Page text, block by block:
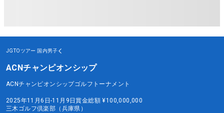
JGTOツアー 国内男子
ACNチャンピオンシップ
ACNチャンピオンシップゴルフトーナメント
2025年11月6日-11月9日賞金総額 ¥100,000,000
三木ゴルフ倶楽部（兵庫県）